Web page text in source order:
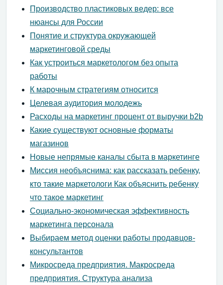
Производство пластиковых ведер: все
нюансы для России
Понятие и структура окружающей
маркетинговой среды
Как устроиться маркетологом без опыта
работы
К марочным стратегиям относится
Целевая аудитория молодежь
Расходы на маркетинг процент от выручки b2b
Какие существуют основные форматы
магазинов
Новые непрямые каналы сбыта в маркетинге
Миссия необъяснима: как рассказать ребенку,
кто такие маркетологи Как объяснить ребенку
что такое маркетинг
Социально-экономическая эффективность
маркетинга персонала
Выбираем метод оценки работы продавцов-
консультантов
Микросреда предприятия. Макросреда
предприятия. Структура анализа